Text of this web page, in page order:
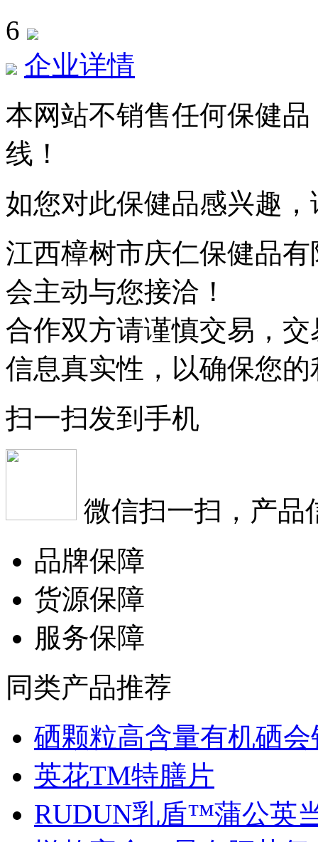
6
企业详情
本网站不销售任何保健
线！
如您对此保健品感兴趣
江西樟树市庆仁保健品有
会主动与您接洽！
合作双方请谨慎交易，
信息真实性，以确保您
扫一扫发到手机
微信扫一扫，产品
品牌保障
货源保障
服务保障
同类产品推荐
硒颗粒高含量有机硒会
英花TM特膳片
RUDUN乳盾™蒲公英